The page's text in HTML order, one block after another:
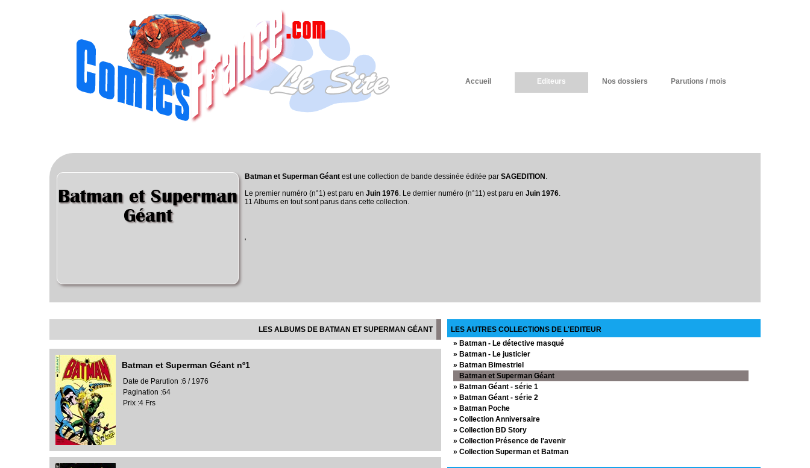
Accueil Editeurs Nos dossiers Parutions / mois
Batman et Superman
Géant
Batman et Superman Géant est une collection de bande dessinée éditée par SAGEDITION .
Le premier numéro (n°1) est paru en Juin 1976. Le dernier numéro (n°11) est paru en Juin 1976.
11 Albums en tout sont parus dans cette collection.
'
LES ALBUMS DE BATMAN ET SUPERMAN GÉANT
Batman et Superman Géant nº1
Date de Parution :6 / 1976
Pagination :64
Prix :4 Frs
LES AUTRES COLLECTIONS DE L'EDITEUR
» Batman - Le détective masqué
» Batman - Le justicier
» Batman Bimestriel
Batman et Superman Géant
» Batman Géant - série 1
» Batman Géant - série 2
» Batman Poche
» Collection Anniversaire
» Collection BD Story
» Collection Présence de l'avenir
» Collection Superman et Batman